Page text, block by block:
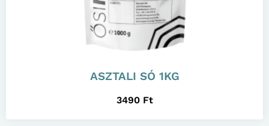
ASZTALI SÓ 1KG
3490 Ft